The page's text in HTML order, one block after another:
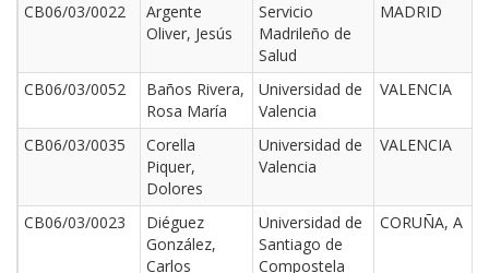
CB06/03/0022
Argente
Oliver, Jesús
Servicio
Madrileño de
Salud
MADRID
CB06/03/0052
Baños Rivera,
Rosa María
Universidad de
Valencia
VALENCIA
CB06/03/0035
Corella
Piquer,
Dolores
Universidad de
Valencia
VALENCIA
CB06/03/0023
Diéguez
González,
Carlos
Universidad de
Santiago de
Compostela
CORUÑA, A